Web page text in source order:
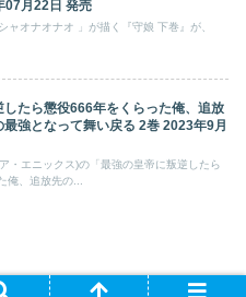
07月22日 発売
が描く『守娘 下巻』が、
したら懲役666年をくらった俺、追放
強となって舞い戻る 2巻 2023年9月
・エニックス)の「最強の皇帝に叛逆したら
俺、追放先の...